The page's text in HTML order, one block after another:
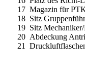
17 Magazin für
18 Sitz
19 Sitz Mechaniker/
20 Abdeckung
21